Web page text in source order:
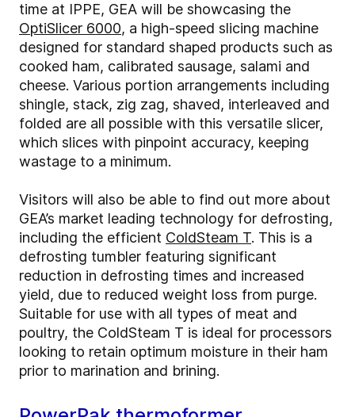
time at IPPE, GEA will be showcasing the
OptiSlicer 6000, a high-speed slicing machine
designed for standard shaped products such as
cooked ham, calibrated sausage, salami and
cheese. Various portion arrangements including
shingle, stack, zig zag, shaved, interleaved and
folded are all possible with this versatile slicer,
which slices with pinpoint accuracy, keeping
wastage to a minimum.
Visitors will also be able to find out more about
GEA’s market leading technology for defrosting,
including the efficient ColdSteam T. This is a
defrosting tumbler featuring significant
reduction in defrosting times and increased
yield, due to reduced weight loss from purge.
Suitable for use with all types of meat and
poultry, the ColdSteam T is ideal for processors
looking to retain optimum moisture in their ham
prior to marination and brining.